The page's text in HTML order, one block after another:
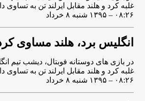
غلبه کرد و هلند مقابل ایرلند تن به تساوی
۰۸:۲۶ – ۱۳۹۵ شنبه ۸ خرداد
انگلیس برد، هلند مساوی کرد
در بازی های دوستانه فوبتال، دیشب تیم
غلبه کرد و هلند مقابل ایرلند تن به تساوی
۰۸:۲۶ – ۱۳۹۵ شنبه ۸ خرداد